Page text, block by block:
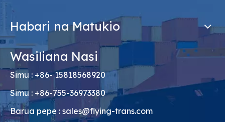
Habari na Matukio
Wasiliana Nasi
Simu : +86- 15818568920
Simu : +86-755-36973380
Barua pepe : sales@flying-trans.com